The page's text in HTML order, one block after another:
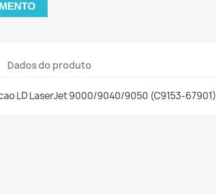
Dados do produto
LD LaserJet 9000/9040/9050 (C9153-67901)